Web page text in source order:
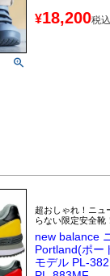
¥18,200税込
超おしゃれ！ニュ
らない限定安全靴！
new balance
Portland(ポー
モデル PL-